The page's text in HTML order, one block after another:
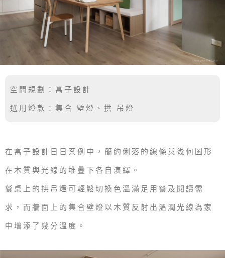
空間規劃：寓子設計
選用燈款：集合 壁燈、拱 吊燈
在寓子設計日日案例中，簡約俐落的線條與幾何圖形
在木質與光線的堆疊下各自演繹。
餐桌上的拱吊燈可輕鬆切換色溫滿足用餐及閱讀需
求，而牆面上的集合壁燈以木質反射出溫潤光線為家
中增添了幾分溫度。